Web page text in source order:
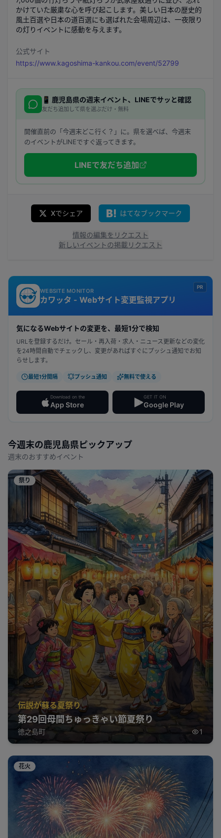
かけていた厳粛な心を呼び起こします。美しい日本の歴史的
風土百選や日本の道百選にも選ばれた会場周辺は、一夜限り
の灯りイベントに感動を与えます。
公式サイト
https://www.kagoshima-kankou.com/event/52799
📱 鹿児島県の週末イベント、LINEでサッと確認
友だち追加して県を選ぶだけ・無料
開催直前の「今週末どこ行く？」に。県を選べば、今週末
のイベントがLINEですぐ返ってきます。
LINEで友だち追加
Xでシェア はてなブックマーク
情報の編集をリクエスト
新しいイベントの掲載リクエスト
PR
WEBSITE MONITOR
カワッタ - Webサイト変更監視アプリ
気になるWebサイトの変更を、最短1分で検知
URLを登録するだけ。セール・再入荷・求人・ニュース更新などの変化
を24時間自動でチェックし、変更があればすぐにプッシュ通知でお知
らせします。
最短1分間隔 プッシュ通知 無料で使える
Download on the
App Store
GET IT ON
Google Play
今週末の鹿児島県 ピックアップ
週末のおすすめイベント
祭り
伝説が蘇る夏祭り
第29回母間ちゅっきゃい節夏祭り
徳之島町 1
花火